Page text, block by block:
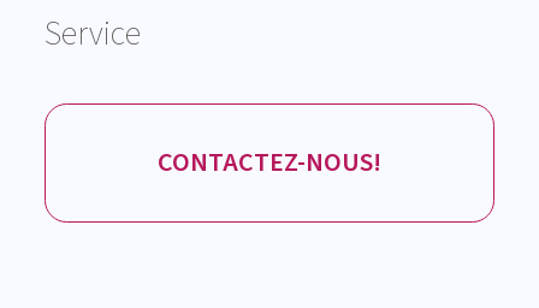
Service
CONTACTEZ-NOUS!